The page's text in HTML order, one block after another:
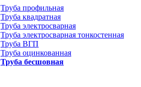
Труба профильная
Труба квадратная
Труба электросварная
Труба электросварная тонкостенная
Труба ВГП
Труба оцинкованная
Труба бесшовная